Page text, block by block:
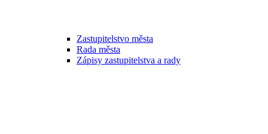
Zastupitelstvo města
Rada města
Zápisy zastupitelstva a rady